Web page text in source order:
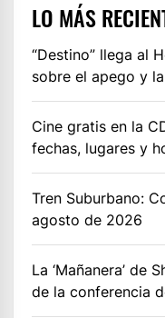
LO MÁS
“Destino” llega al
sobre el apego y
Cine gratis en la
fechas, lugares y
Tren Suburbano:
agosto de 2026
La ‘Mañanera’ de
de la conferencia